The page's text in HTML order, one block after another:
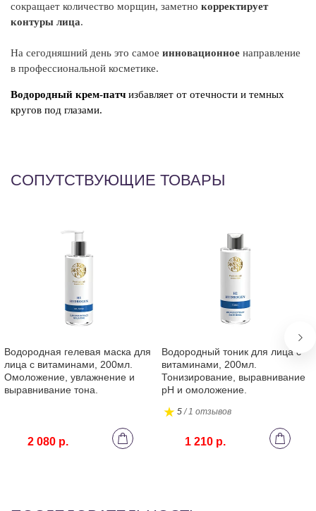
сокращает количество морщин, заметно корректирует
контуры лица.
На сегодняшний день это самое инновационное направление
в профессиональной косметике.
Водородный крем-патч избавляет от отечности и темных
кругов под глазами.
СОПУТСТВУЮЩИЕ ТОВАРЫ
Водородная гелевая маска для
лица с витаминами, 200мл.
Омоложение, увлажнение и
выравнивание тона.
2 080 р.
Водородный тоник для лица с
витаминами, 200мл.
Тонизирование, выравнивание
pH и омоложение.
5/ 1 отзывов
1 210 р.